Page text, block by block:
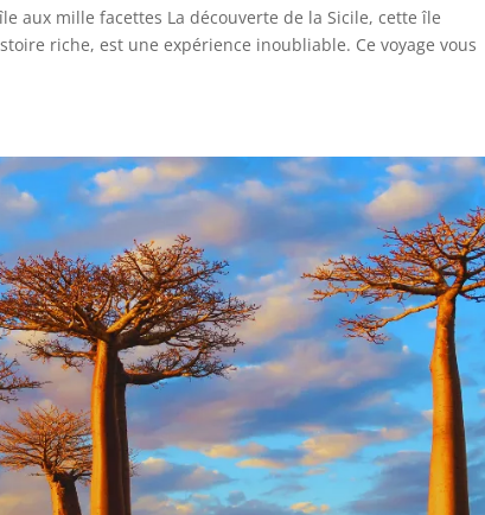
aux mille facettes La découverte de la Sicile, cette île
riche, est une expérience inoubliable. Ce voyage vous